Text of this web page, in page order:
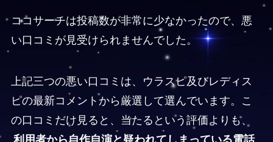
ココサーチは投稿数が非常に少なかったので、悪
い口コミが見受けられませんでした。
上記三つの悪い口コミは、ウラスピ及びレディス
ピの最新コメントから厳選して選んでいます。こ
の口コミだけ見ると、当たるという評価よりも、
利用者から自作自演と疑われてしまっている電話